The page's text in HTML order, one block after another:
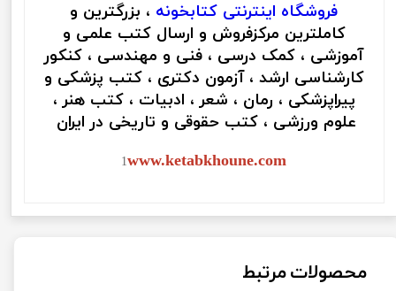
فروشگاه اینترنتی کتابخونه ، بزرگترین و
کاملترین مرکزفروش و ارسال کتب علمی و
آموزشی ، کمک درسی ، فنی و مهندسی ، کنکور
کارشناسی ارشد ، آزمون دکتری ، کتب پزشکی و
پیراپزشکی ، رمان ، شعر ، ادبیات ، کتب هنر ،
علوم ورزشی ، کتب حقوقی و تاریخی در ایران
1www.ketabkhoune.com
محصولات مرتبط